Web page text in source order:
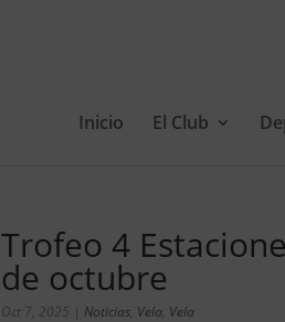
Inicio El Club
Trofeo 4
de octubre
Oct 7, 2025 | Noticias Vela Vela